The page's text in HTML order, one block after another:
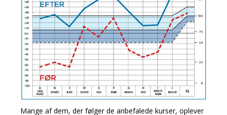
Mange af dem, der følger de anbefalede kurser, oplever